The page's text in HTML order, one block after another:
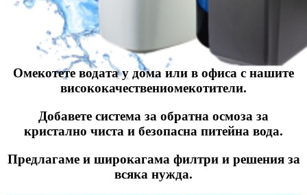
Омекотете водата у дома или в офиса с нашите
висококачествениомекотители.
Добавете система за обратна осмоза за
кристално чиста и безопасна питейна вода.
Предлагаме и широкагама филтри и решения за
всяка нужда.